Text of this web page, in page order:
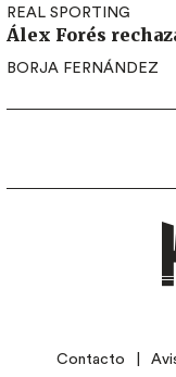
REAL SPORTING
Álex Forés
BORJA FERNÁNDEZ
LEGALContacto